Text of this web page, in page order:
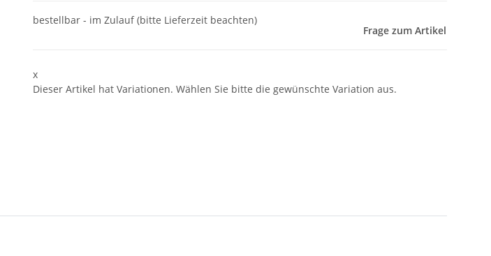
bestellbar - im Zulauf (bitte Lieferzeit beachten)
Frage zum Artikel
x
Dieser Artikel hat Variationen. Wählen Sie bitte die gewünschte Variation aus.